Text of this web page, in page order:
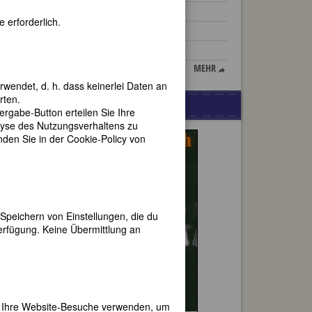
MEHR
erforderlich.
d. h. dass keinerlei Daten an
Button erteilen Sie Ihre
des Nutzungsverhaltens zu
Sie in der Cookie-Policy von
von Einstellungen, die du
Keine Übermittlung an
Website-Besuche verwenden, um